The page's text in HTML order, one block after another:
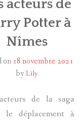
acteurs de
Potter à
Nîmes
on 18 novembre 2021
by Lily
de la saga
le déplacement à